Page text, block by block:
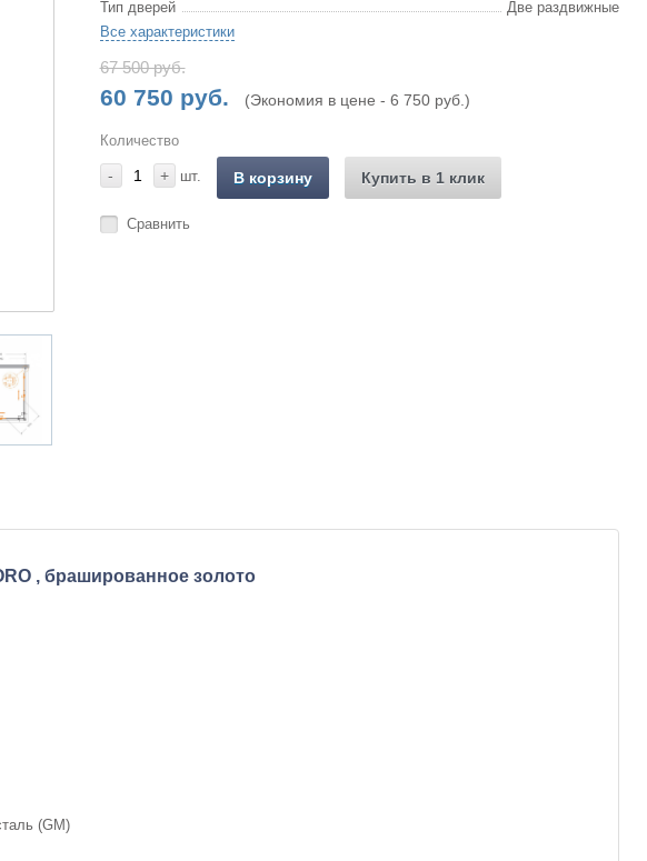
Тип дверей
Две раздвижные
Все характеристики
67 500 руб.
60 750 руб. (Экономия в цене - 6 750 руб.)
Количество
- + шт. В корзину Купить в 1 клик
Сравнить
, брашированное золото
(GM)